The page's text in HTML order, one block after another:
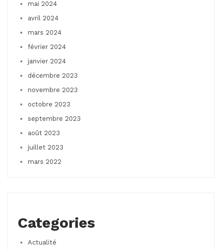
mai 2024
avril 2024
mars 2024
février 2024
janvier 2024
décembre 2023
novembre 2023
octobre 2023
septembre 2023
août 2023
juillet 2023
mars 2022
Categories
Actualité